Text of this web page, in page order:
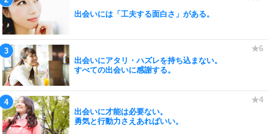
出会いには「工夫する面白さ」がある。
出会いにアタリ・ハズレを持ち込まない。
すべての出会いに感謝する。
出会いに才能は必要ない。
勇気と行動力さえあればいい。